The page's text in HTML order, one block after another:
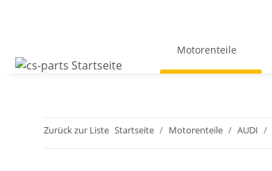
Motorenteile
Zurück zur Liste Startseite Motorenteile AUDI